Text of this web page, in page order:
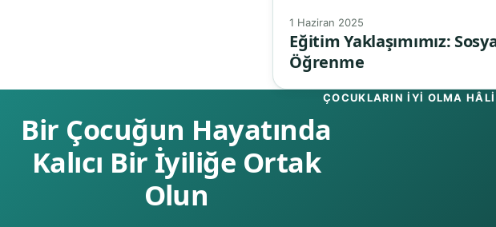
1 Haziran 2025
Eğitim Yaklaşımımız:
Öğrenme
ÇOCUKLARIN IYI OLMA
Bir Çocuğun Hayatında
Kalıcı Bir İyiliğe Ortak
Olun